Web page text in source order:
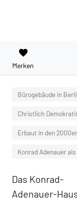
favorite
Merken
Bürogebäude in
Christlich
Erbaut in den
Konrad Adenauer
Das Konrad-
Adenauer-